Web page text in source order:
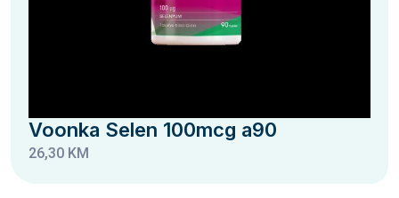
Voonka Selen 100mcg a90
26,30 KM